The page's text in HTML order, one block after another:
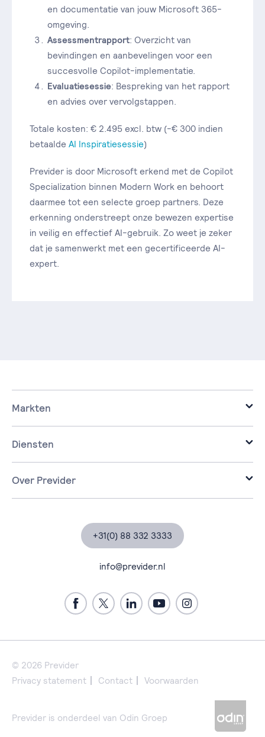
en documentatie van jouw Microsoft 365-
omgeving.
Assessmentrapport: Overzicht van
bevindingen en aanbevelingen voor een
succesvolle Copilot-implementatie.
Evaluatiesessie: Bespreking van het rapport
en advies over vervolgstappen.
Totale kosten: € 2.495 excl. btw (-€ 300 indien
betaalde AI Inspiratiesessie)
Previder is door Microsoft erkend met de Copilot
Specialization binnen Modern Work en behoort
daarmee tot een selecte groep partners. Deze
erkenning onderstreept onze bewezen expertise
in veilig en effectief AI-gebruik. Zo weet je zeker
dat je samenwerkt met een gecertificeerde AI-
expert.
+31(0) 88 332 3333
info@previder.nl
Markten
it voor de zakelijke markt.
it voor corporaties.
it voor overheden.
Bekijk alle markten
Diensten
Infrastructure
Cloud
Managed Services
Over Previder
Over Previder
© 2026 Previder
Privacy statement
Contact Voorwaarden
Previder is onderdeel van Odin Groep